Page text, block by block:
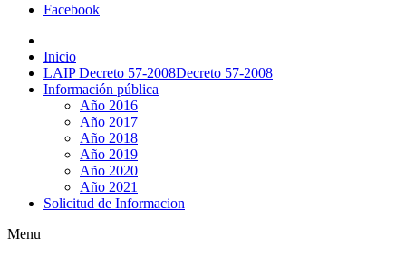
Facebook
Inicio
LAIP Decreto 57-2008Decreto 57-2008
Información pública
Año 2016
Año 2017
Año 2018
Año 2019
Año 2020
Año 2021
Solicitud de Informacion
Menu